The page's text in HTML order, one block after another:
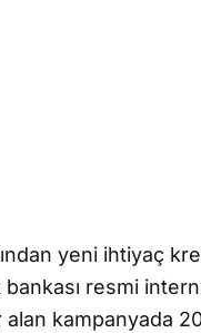
yeni ihtiyaç
bankası resmi
alan kampanyada